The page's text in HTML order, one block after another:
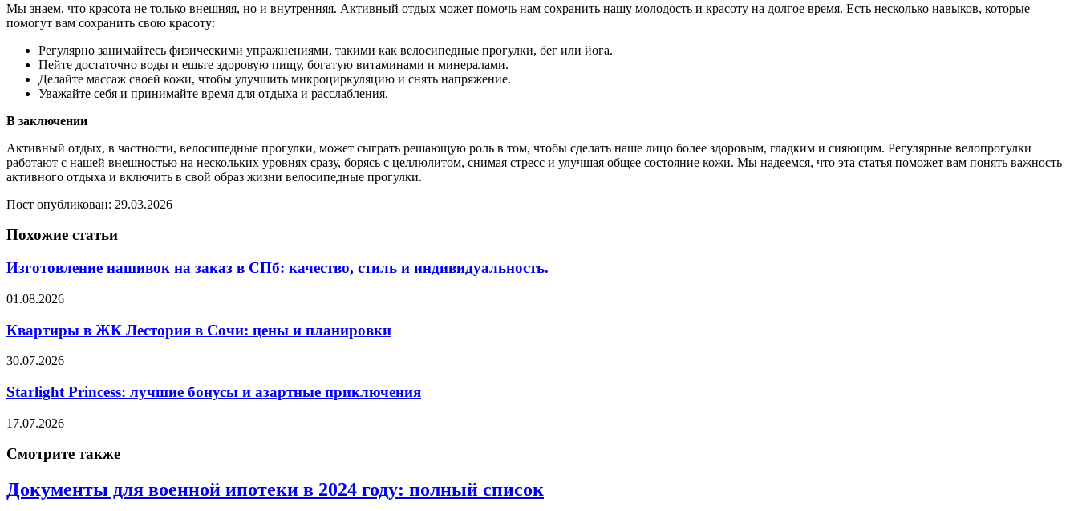
Мы знаем, что красота не только внешняя, но и внутренняя. Активный отдых может помочь нам сохранить нашу молодость и красоту на долгое время. Есть несколько навыков, которые
помогут вам сохранить свою красоту:
Регулярно занимайтесь физическими упражнениями, такими как велосипедные прогулки, бег или йога.
Пейте достаточно воды и ешьте здоровую пищу, богатую витаминами и минералами.
Делайте массаж своей кожи, чтобы улучшить микроциркуляцию и снять напряжение.
Уважайте себя и принимайте время для отдыха и расслабления.
В заключении
Активный отдых, в частности, велосипедные прогулки, может сыграть решающую роль в том, чтобы сделать наше лицо более здоровым, гладким и сияющим. Регулярные велопрогулки
работают с нашей внешностью на нескольких уровнях сразу, борясь с целлюлитом, снимая стресс и улучшая общее состояние кожи. Мы надеемся, что эта статья поможет вам понять важность
активного отдыха и включить в свой образ жизни велосипедные прогулки.
Пост опубликован: 29.03.2026
Похожие статьи
Изготовление нашивок на заказ в СПб: качество, стиль и индивидуальность.
01.08.2026
Квартиры в ЖК Лестория в Сочи: цены и планировки
30.07.2026
Starlight Princess: лучшие бонусы и азартные приключения
17.07.2026
Смотрите также
Документы для военной ипотеки в 2024 году: полный список